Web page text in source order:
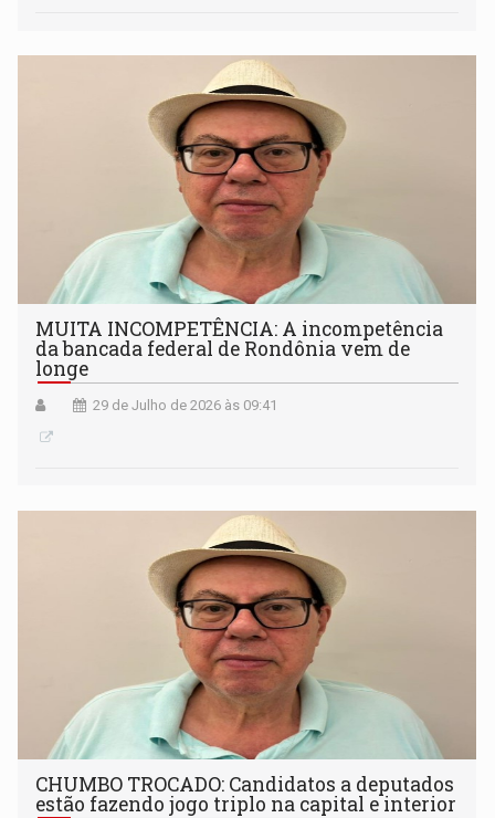
MUITA INCOMPETÊNCIA: A incompetência
da bancada federal de Rondônia vem de
longe
29 de Julho de 2026 às 09:41
CHUMBO TROCADO: Candidatos a deputados
estão fazendo jogo triplo na capital e interior